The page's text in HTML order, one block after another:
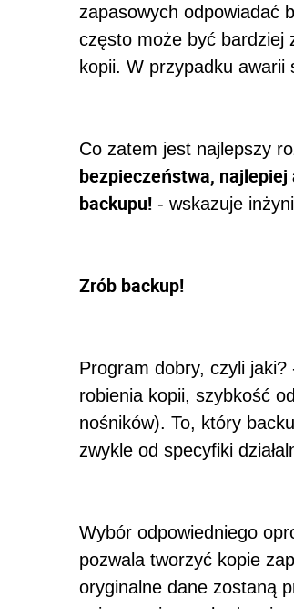
zapasowych odpowiadać
często może być bardziej
kopii. W przypadku awarii
Co zatem jest najlepszy
bezpieczeństwa,
backupu! - wskazuje
Zrób backup!
Program dobry, czyli
robienia kopii, szybkość
nośników). To, który
zwykle od specyfiki
Wybór odpowiedniego
pozwala tworzyć kopie
oryginalne dane zostaną